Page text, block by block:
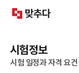
시험정보
시험 일정과 자격 요